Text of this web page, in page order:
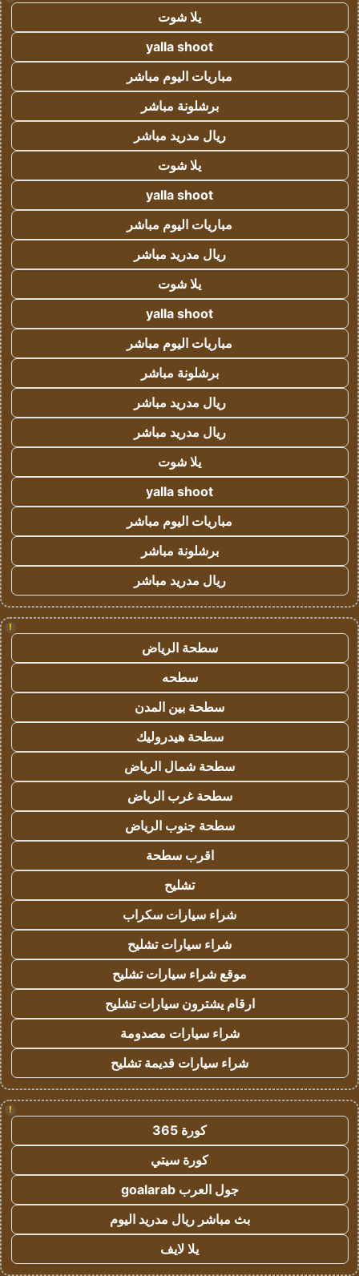
يلا شوت
yalla shoot
مباريات اليوم مباشر
برشلونة مباشر
ريال مدريد مباشر
يلا شوت
yalla shoot
مباريات اليوم مباشر
ريال مدريد مباشر
يلا شوت
yalla shoot
مباريات اليوم مباشر
برشلونة مباشر
ريال مدريد مباشر
ريال مدريد مباشر
يلا شوت
yalla shoot
مباريات اليوم مباشر
برشلونة مباشر
ريال مدريد مباشر
!
سطحة الرياض
سطحه
سطحة بين المدن
سطحة هيدروليك
سطحة شمال الرياض
سطحة غرب الرياض
سطحة جنوب الرياض
اقرب سطحة
تشليح
شراء سيارات سكراب
شراء سيارات تشليح
موقع شراء سيارات تشليح
ارقام يشترون سيارات تشليح
شراء سيارات مصدومة
شراء سيارات قديمة تشليح
!
كورة 365
كورة سيتي
جول العرب goalarab
بث مباشر ريال مدريد اليوم
يلا لايف